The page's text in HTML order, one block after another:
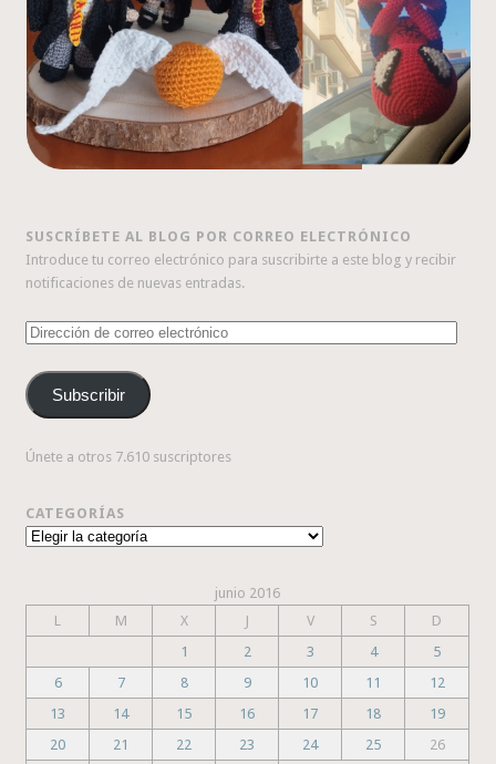
SUSCRÍBETE AL BLOG POR CORREO ELECTRÓNICO
Introduce tu correo electrónico para suscribirte a este blog y recibir
notificaciones de nuevas entradas.
Dirección
correo
electrónico
Subscribir
Únete a otros 7.610 suscriptores
CATEGORÍAS
Categorías
junio 2016
L
M X J V S
D
1
2 3 4
5
6
7 8 9 10 11
12
13
14 15 16 17 18
19
20
21 22 23 24 25
26